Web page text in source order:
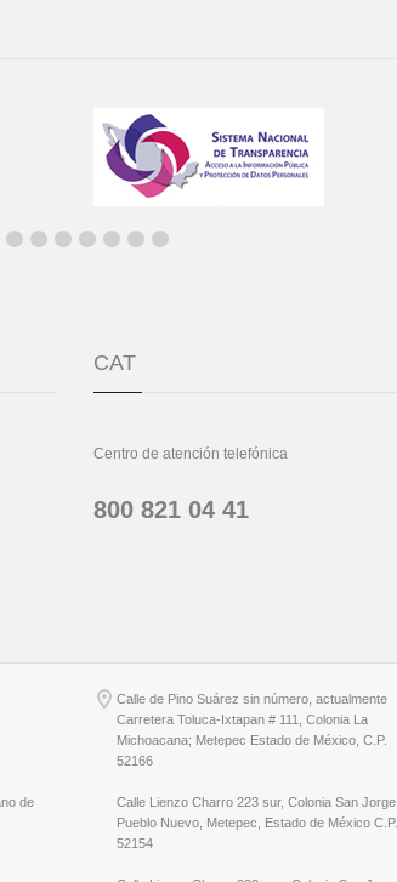
CAT
Centro de atención telefónica
800 821 04 41
de
Calle de Pino Suárez sin número, actualmente
Carretera Toluca-Ixtapan # 111, Colonia La
Michoacana; Metepec Estado de México, C.P.
52166
Calle Lienzo Charro 223 sur, Colonia San Jorge
Pueblo Nuevo, Metepec, Estado de México C.P.
52154